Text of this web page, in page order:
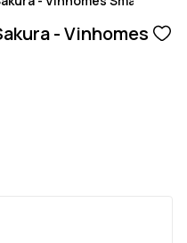
- Vinhomes